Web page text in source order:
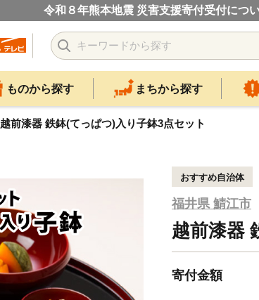
令和８年熊本地震 災害支援寄付受付につ
ものから探す まちから探す
越前漆器 鉄鉢(てっぱつ)入り子鉢3点セット
おすすめ自治体
福井県 鯖江市
越前漆器
寄付金額